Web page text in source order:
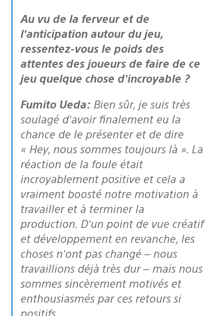
Au vu de la ferveur et de
l’anticipation autour du jeu,
ressentez-vous le poids des
attentes des joueurs de faire de ce
jeu quelque chose d’incroyable ?
Fumito Ueda: Bien sûr, je suis très
soulagé d’avoir finalement eu la
chance de le présenter et de dire
« Hey, nous sommes toujours là ». La
réaction de la foule était
incroyablement positive et cela a
vraiment boosté notre motivation à
travailler et à terminer la
production. D’un point de vue créatif
et développement en revanche, les
choses n’ont pas changé – nous
travaillions déjà très dur – mais nous
sommes sincèrement motivés et
enthousiasmés par ces retours si
positifs.